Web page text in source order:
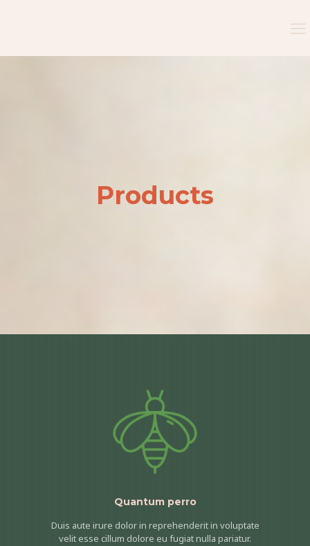
Products
Quantum perro
Duis aute irure dolor in reprehenderit in voluptate
velit esse cillum dolore eu fugiat nulla pariatur.